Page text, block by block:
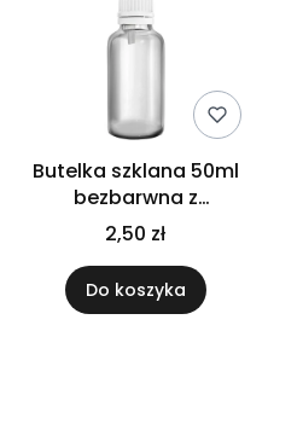
Butelka szklana 50ml
bezbarwna z
kroplomierzem białym
2,50 zł
Do koszyka